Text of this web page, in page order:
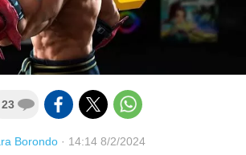
23
Borondo· 14:14 8/2/2024